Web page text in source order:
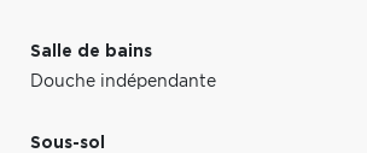
Salle de bains
Douche indépendante
Sous-sol